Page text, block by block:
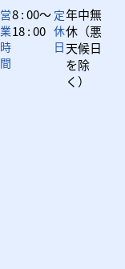
営
業
時
間
8 : 00～
18 : 00
定
休
日
年中無
休（悪
天候日
を除
く）